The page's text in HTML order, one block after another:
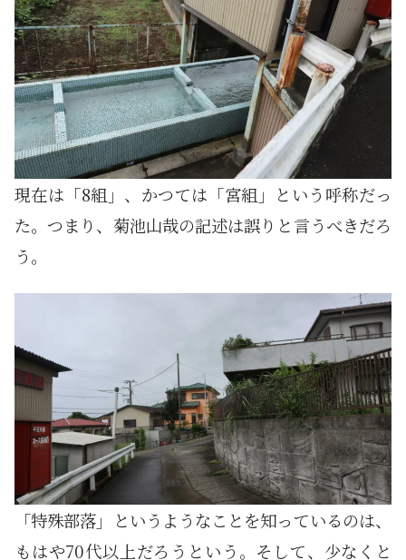
現在は「8組」、かつては「宮組」という呼称だっ
た。つまり、菊池山哉の記述は誤りと言うべきだろ
う。
「特殊部落」というようなことを知っているのは、
もはや70代以上だろうという。そして、少なくと